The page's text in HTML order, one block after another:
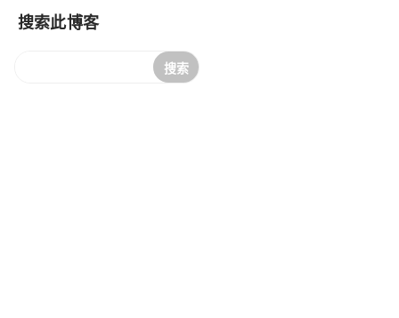
搜索此博客